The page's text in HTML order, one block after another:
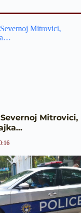
Mitrovici,